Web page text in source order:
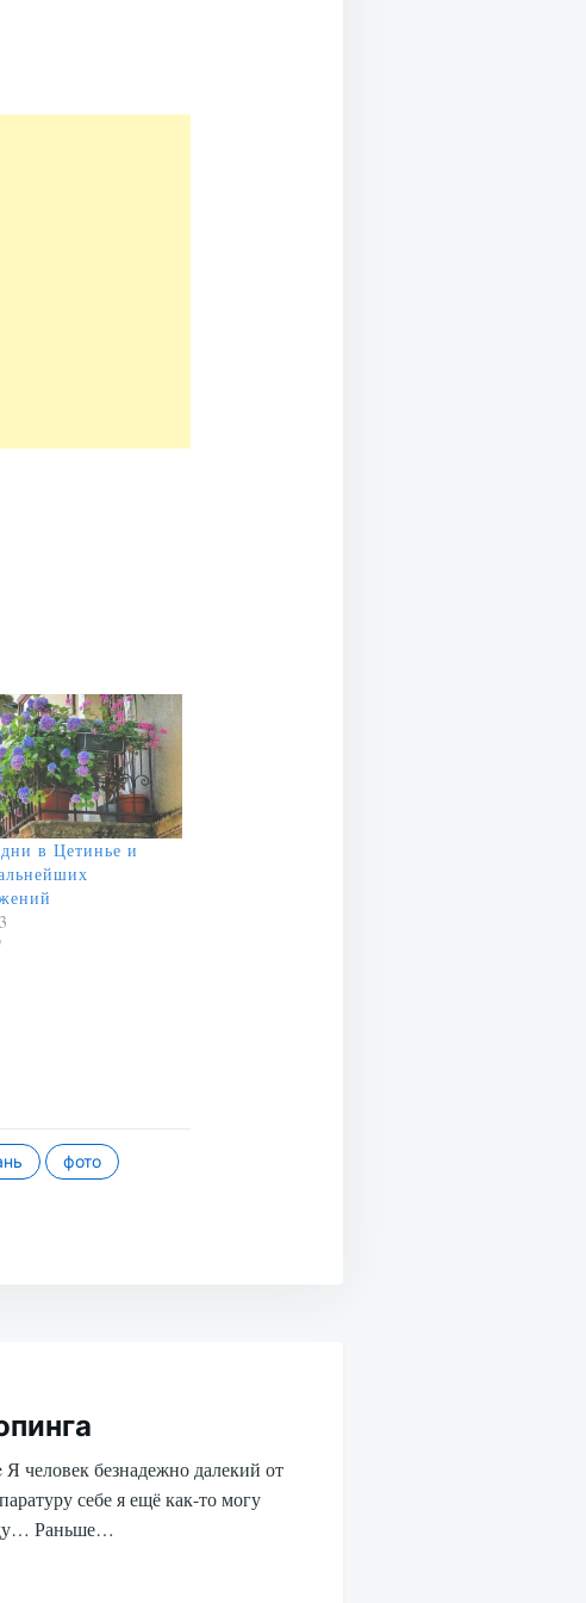
в Цетинье и
фото
человек безнадежно далекий от
себе я ещё как-то могу
Раньше…